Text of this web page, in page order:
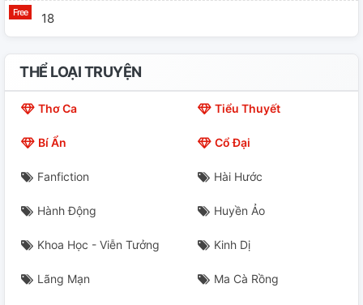
18
THỂ LOẠI TRUYỆN
Thơ Ca Tiểu Thuyết
Bí Ẩn Cổ Đại
Fanfiction Hài Hước
Hành Động Huyền Ảo
Khoa Học - Viễn Tưởng Kinh Dị
Lãng Mạn Ma Cà Rồng